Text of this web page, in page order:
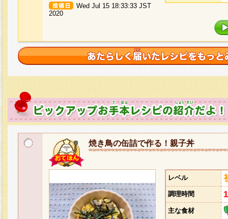
Wed Jul 15 18:33:33 JST
2020
焼き鳥の缶詰で作る！親子丼
レベル
調理時間
主な食材